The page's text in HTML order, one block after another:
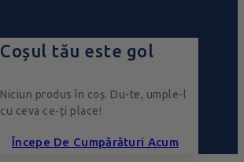
Coșul tău este gol
Niciun produs în coș. Du-te, umple-l
cu ceva ce-ți place!
Începe De Cumpărături Acum